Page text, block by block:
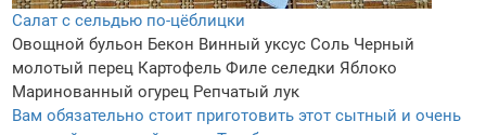
Салат с сельдью по-цёблицки
Овощной бульон Бекон Винный уксус Соль Черный
молотый перец Картофель Филе селедки Яблоко
Маринованный огурец Репчатый лук
Вам обязательно стоит приготовить этот сытный и очень